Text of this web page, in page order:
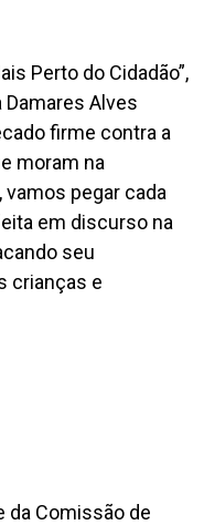
Perto do Cidadão”,
Damares Alves
firme contra a
moram na
pegar cada
em discurso na
seu
crianças e
da Comissão de